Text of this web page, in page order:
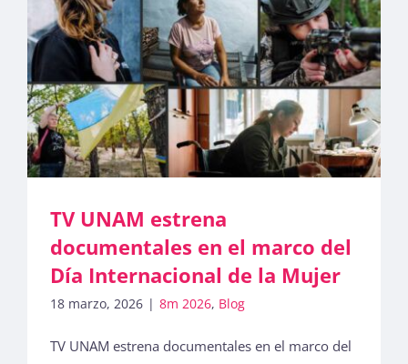
TV UNAM estrena
documentales en el marco del
Día Internacional de la Mujer
18 marzo, 2026 | 8m 2026, Blog
TV UNAM estrena documentales en el marco del